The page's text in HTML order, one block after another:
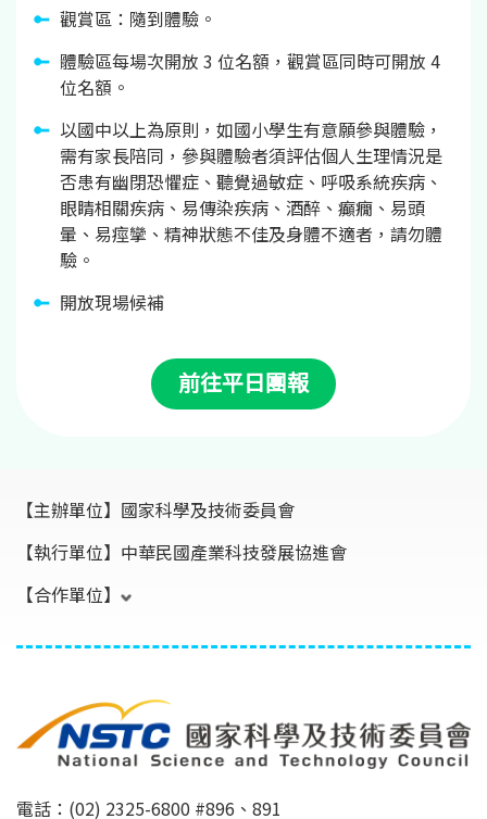
觀賞區：隨到體驗。
體驗區每場次開放 3 位名額，觀賞區同時可開放 4
位名額。
以國中以上為原則，如國小學生有意願參與體驗，
需有家長陪同，參與體驗者須評估個人生理情況是
否患有幽閉恐懼症、聽覺過敏症、呼吸系統疾病、
眼睛相關疾病、易傳染疾病、酒醉、癲癇、易頭
暈、易痙攣、精神狀態不佳及身體不適者，請勿體
驗。
開放現場候補
前往平日團報
【主辦單位】 國家科學及技術委員會
【執行單位】 中華民國產業科技發展協進會
【合作單位】
電話：(02) 2325-6800 #896、891